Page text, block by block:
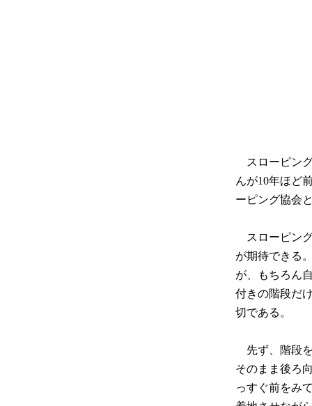
スローピン
んが10年ほど
ーピング協会
スローピン
が期待できる
が、もちろん
付きの階段だ
切である。
先ず、階段
そのまま後ろ
っすぐ前をみ